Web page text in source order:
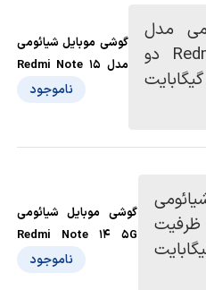
گوشی موبایل شیائومی
مدل Redmi Note 15
Pro 5G دو سیم کارت
ناموجود
گوشی موبایل شیائومی
Redmi Note 14 5G
ظرفیت 256 گیگابایت و
ناموجود